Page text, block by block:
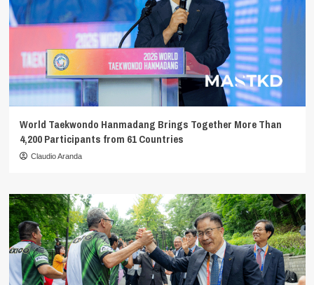
World Taekwondo Hanmadang Brings Together More Than
4,200 Participants from 61 Countries
Claudio Aranda